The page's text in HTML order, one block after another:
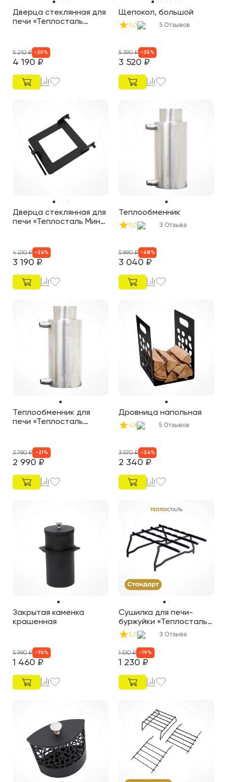
Дверца стеклянная для
печи «Теплосталь
4 190 ₽
5 210₽ - 20 %
Щепокол, большой
5,0 5 Отзывов
3 520 ₽
5 390₽ - 35 %
Дверца стеклянная для
печи «Теплосталь Мини
3 190 ₽
4 210₽ - 24 %
Теплообменник
5,0 3 Отзыва
3 040 ₽
5 890₽ - 48 %
Теплообменник для
печи «Теплосталь
2 990 ₽
3 780₽ - 21 %
Дровница напольная
4,8 5 Отзывов
2 340 ₽
3 570₽ - 34 %
Закрытая каменка
крашенная
1 460 ₽
5 990₽ -76 %
Сушилка для печи-
буржуйки «Теплосталь
Стандарт»
5,0 3 Отзыва
1 230 ₽
1 510₽ -19 %